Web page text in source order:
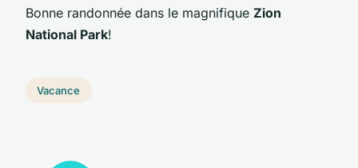
Bonne randonnée dans le magnifique Zion
National Park!
Vacance